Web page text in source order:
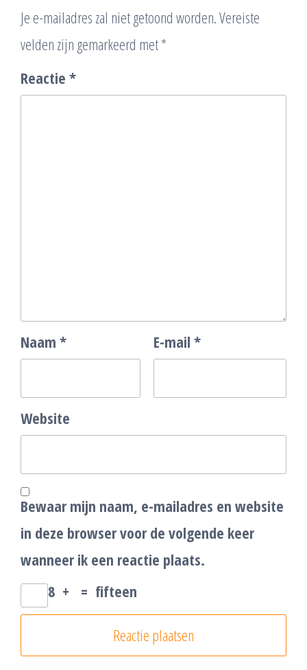
Je e-mailadres zal niet getoond worden.Vereiste
velden zijn gemarkeerd met*
Reactie *
Naam * E-mail *
Website
Bewaar mijn naam, e-mailadres en website
in deze browser voor de volgende keer
wanneer ik een reactie plaats.
8 + = fifteen